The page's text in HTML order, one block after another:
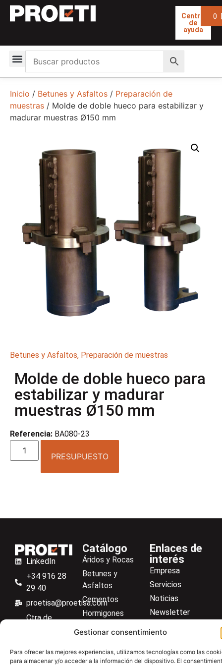
Gestionar consentimiento
Para ofrecer las mejores experiencias, utilizamos tecnologías como las
para almacenar y/o acceder a la información del dispositivo. El
Centro
de
ayuda
0
Inicio / Betunes y Asfaltos / Preparación de
muestras / Molde de doble hueco para estabilizar y
madurar muestras Ø150 mm
Betunes y Asfaltos, Preparación de muestras
Molde de doble hueco para
estabilizar y madurar
muestras Ø150 mm
Referencia: BA080-23
PRESUPUESTO
LinkedIn
+34 916 28
29 40
proetisa@proetisa.com
Ctra de
M-106, Km
Catálogo
Áridos y Rocas
Betunes y
Asfaltos
Cementos
Hormigones
Suelos
Aceros
Enlaces de
interés
Empresa
Servicios
Noticias
Newsletter
Centro de ayuda